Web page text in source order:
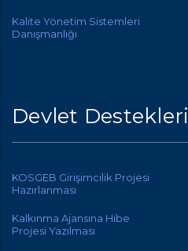
Kalite Yönetim Sistemleri
Danışmanlığı
Devlet Destekleri
KOSGEB Girişimcilik Projesi
Hazırlanması
Kalkınma Ajansına Hibe
Projesi Yazılması